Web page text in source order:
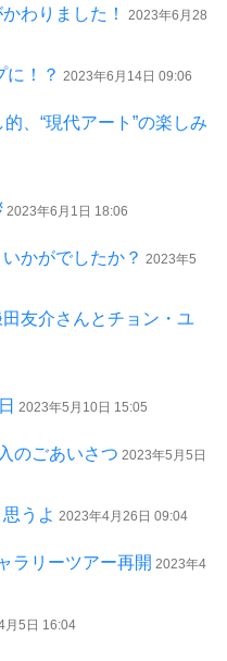
わりました！
2023年6月28
に！？ 2023年6月14日 09:06
、“現代アート”の楽しみ
2023年6月1日 18:06
かがでしたか？ 2023年5
友介さんとチョン・ユ
2023年5月10日 15:05
のごあいさつ 2023年5月5日
うよ 2023年4月26日 09:04
ラリーツアー再開 2023年4
月5日 16:04